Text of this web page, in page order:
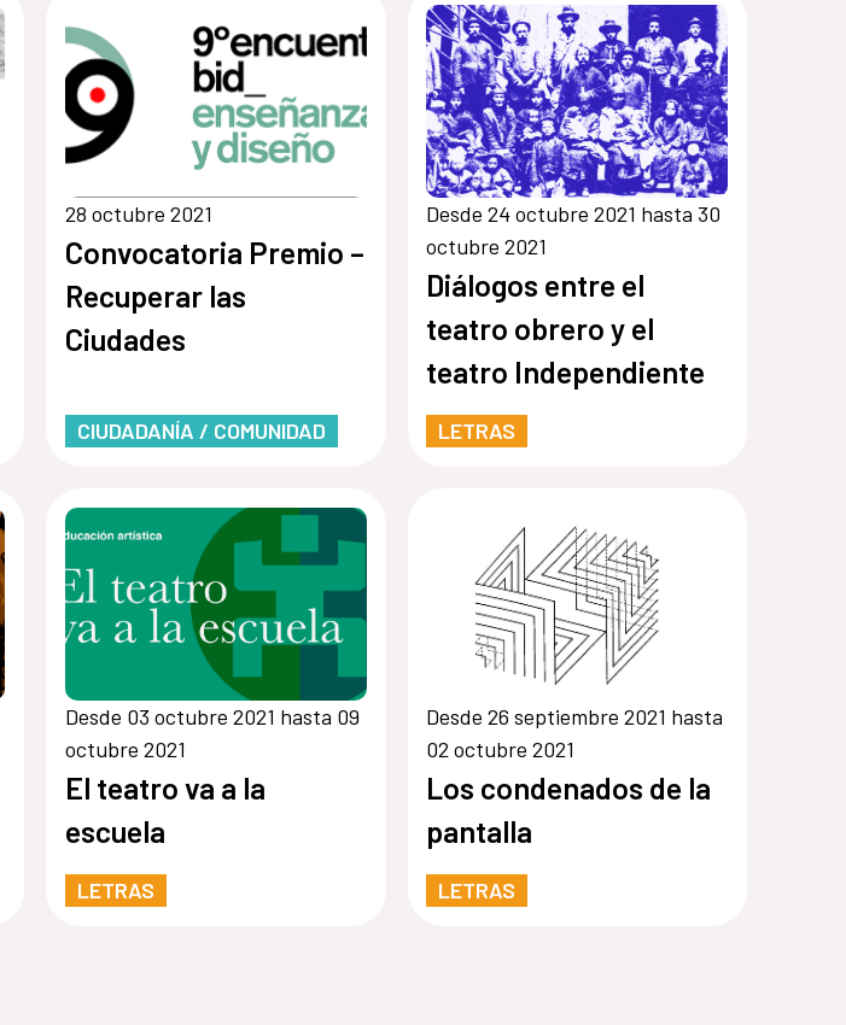
28 octubre 2021
Convocatoria Premio –
Recuperar las
Ciudades
CIUDADANÍA / COMUNIDAD
Desde 24 octubre 2021 hasta 30
octubre 2021
Diálogos entre el
teatro obrero y el
teatro Independiente
LETRAS
Desde 03 octubre 2021 hasta 09
octubre 2021
El teatro va a la
escuela
LETRAS
Desde 26 septiembre 2021 hasta
02 octubre 2021
Los condenados de la
pantalla
LETRAS